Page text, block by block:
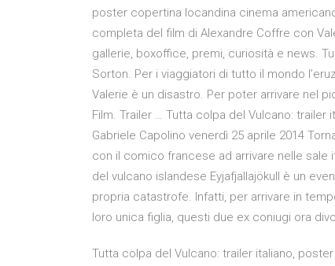
poster copertina locandina cinema
completa del film di Alexandre Coffre con
gallerie, boxoffice, premi, curiosità e news.
Sorton. Per i viaggiatori di tutto il mondo
Valerie è un disastro. Per poter arrivare nel
Film. Trailer … Tutta colpa del Vulcano:
Gabriele Capolino venerdì 25 aprile 2014
con il comico francese ad arrivare nelle sale
del vulcano islandese Eyjafjallajökull è un
propria catastrofe. Infatti, per arrivare in
loro unica figlia, questi due ex coniugi ora
Tutta colpa del Vulcano: trailer italiano,